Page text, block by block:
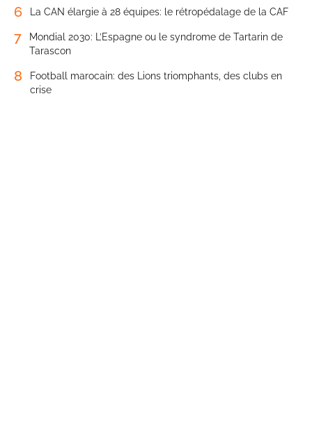
6 La CAN élargie à 28 équipes: le rétropédalage de la CAF
7
Mondial 2030: L’Espagne ou le syndrome de Tartarin de
Tarascon
8
Football marocain: des Lions triomphants, des clubs en
crise